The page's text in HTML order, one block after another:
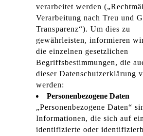
verarbeitet werden
Verarbeitung nach Treu und
Transparenz“). Um dies zu
gewährleisten, informieren
die einzelnen gesetzlichen
Begriffsbestimmungen, die
dieser Datenschutzerklärung
werden:
Personenbezogene Daten
„Personenbezogene Daten“
Informationen, die sich auf
identifizierte oder